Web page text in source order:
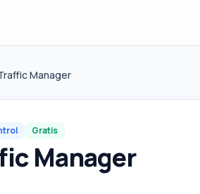
Manager
Gratis
Manager